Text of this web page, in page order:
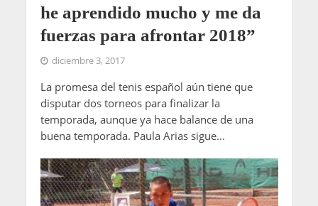
he aprendido mucho y me da
fuerzas para afrontar 2018”
diciembre 3, 2017
La promesa del tenis español aún tiene que
disputar dos torneos para finalizar la
temporada, aunque ya hace balance de una
buena temporada. Paula Arias sigue...